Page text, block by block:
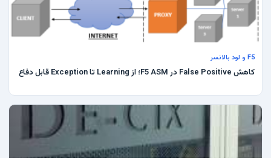
F5 و لود بالانسر
کاهش False Positive در F5 ASM؛ از Learning تا Exception قابل دفاع